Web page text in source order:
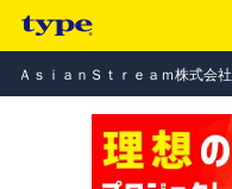
ＡｓｉａｎＳｔｒｅａｍ株式会社